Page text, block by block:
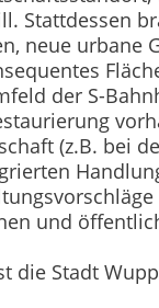
Stattdessen
neue urbane
der S-
(z.B. bei
und
die Stadt